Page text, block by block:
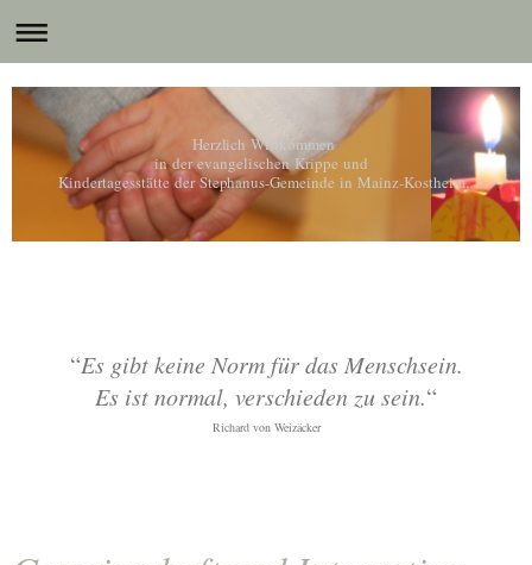
Herzlich Willkommen
in der evangelischen Krippe und
Kindertagesstätte der Stephanus-Gemeinde in Mainz-Kostheim.
“Es gibt keine Norm für das Menschsein.
Es ist normal, verschieden zu sein.“
Richard von Weizäcker